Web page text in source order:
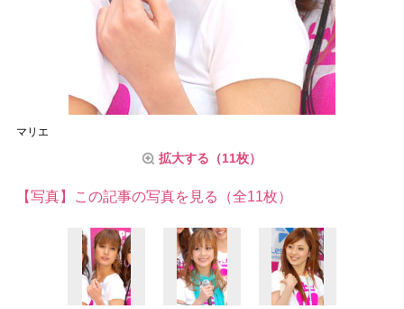
マリエ
拡大する（11枚）
【写真】この記事の写真を見る（全11枚）